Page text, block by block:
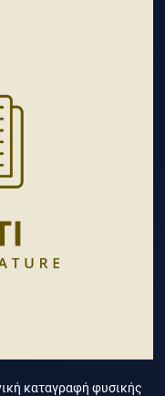
καταγραφή φυσικής